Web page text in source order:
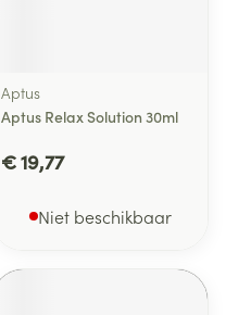
Aptus
Aptus Relax Solution 30ml
€ 19,77
Niet beschikbaar